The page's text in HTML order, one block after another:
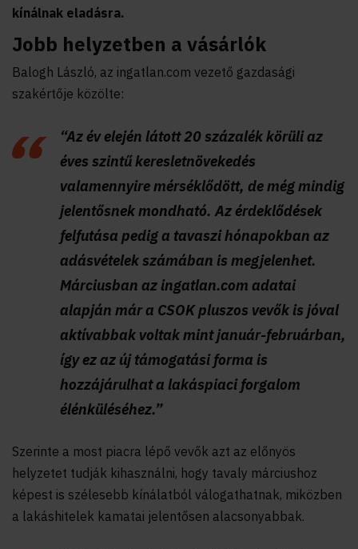
kínálnak eladásra.
Jobb helyzetben a vásárlók
Balogh László, az ingatlan.com vezető gazdasági
szakértője közölte:
“Az év elején látott 20 százalék körüli az
éves szintű keresletnövekedés
valamennyire mérséklődött, de még mindig
jelentősnek mondható. Az érdeklődések
felfutása pedig a tavaszi hónapokban az
adásvételek számában is megjelenhet.
Márciusban az ingatlan.com adatai
alapján már a CSOK pluszos vevők is jóval
aktívabbak voltak mint január-februárban,
így ez az új támogatási forma is
hozzájárulhat a lakáspiaci forgalom
élénküléséhez.”
Szerinte a most piacra lépő vevők azt az előnyös
helyzetet tudják kihasználni, hogy tavaly márciushoz
képest is szélesebb kínálatból válogathatnak, miközben
a lakáshitelek kamatai jelentősen alacsonyabbak.